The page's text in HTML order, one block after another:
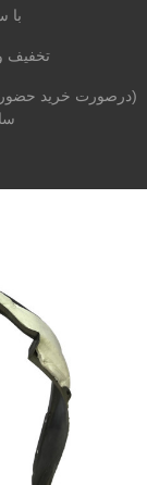
خانه > بدنه >
با
تخفیف
(درصورت خرید